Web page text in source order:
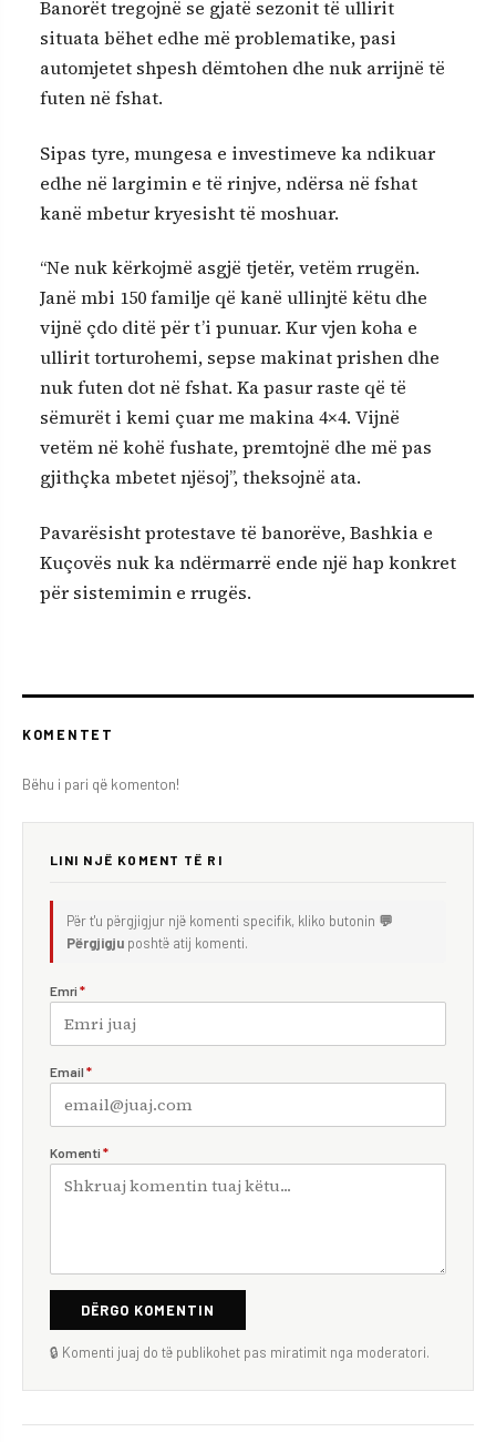
Banorët tregojnë se gjatë sezonit të ullirit
situata bëhet edhe më problematike, pasi
automjetet shpesh dëmtohen dhe nuk arrijnë të
futen në fshat.
Sipas tyre, mungesa e investimeve ka ndikuar
edhe në largimin e të rinjve, ndërsa në fshat
kanë mbetur kryesisht të moshuar.
“Ne nuk kërkojmë asgjë tjetër, vetëm rrugën.
Janë mbi 150 familje që kanë ullinjtë këtu dhe
vijnë çdo ditë për t’i punuar. Kur vjen koha e
ullirit torturohemi, sepse makinat prishen dhe
nuk futen dot në fshat. Ka pasur raste që të
sëmurët i kemi çuar me makina 4×4. Vijnë
vetëm në kohë fushate, premtojnë dhe më pas
gjithçka mbetet njësoj”, theksojnë ata.
Pavarësisht protestave të banorëve, Bashkia e
Kuçovës nuk ka ndërmarrë ende një hap konkret
për sistemimin e rrugës.
KOMENTET
Bëhu i pari që komenton!
LINI NJË KOMENT TË RI
Për t'u përgjigjur një komenti specifik, kliko butonin 💬
Përgjigju poshtë atij komenti.
Emri *
Email *
Komenti *
DËRGO KOMENTIN
🔒 Komenti juaj do të publikohet pas miratimit nga moderatori.